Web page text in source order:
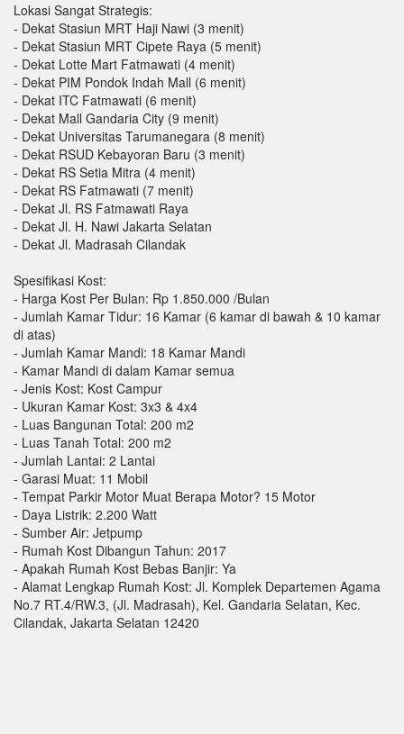
Lokasi Sangat Strategis:
- Dekat Stasiun MRT Haji Nawi (3 menit)
- Dekat Stasiun MRT Cipete Raya (5 menit)
- Dekat Lotte Mart Fatmawati (4 menit)
- Dekat PIM Pondok Indah Mall (6 menit)
- Dekat ITC Fatmawati (6 menit)
- Dekat Mall Gandaria City (9 menit)
- Dekat Universitas Tarumanegara (8 menit)
- Dekat RSUD Kebayoran Baru (3 menit)
- Dekat RS Setia Mitra (4 menit)
- Dekat RS Fatmawati (7 menit)
- Dekat Jl. RS Fatmawati Raya
- Dekat Jl. H. Nawi Jakarta Selatan
- Dekat Jl. Madrasah Cilandak
Spesifikasi Kost:
- Harga Kost Per Bulan: Rp 1.850.000 /Bulan
- Jumlah Kamar Tidur: 16 Kamar (6 kamar di bawah & 10 kamar
di atas)
- Jumlah Kamar Mandi: 18 Kamar Mandi
- Kamar Mandi di dalam Kamar semua
- Jenis Kost: Kost Campur
- Ukuran Kamar Kost: 3x3 & 4x4
- Luas Bangunan Total: 200 m2
- Luas Tanah Total: 200 m2
- Jumlah Lantai: 2 Lantai
- Garasi Muat: 11 Mobil
- Tempat Parkir Motor Muat Berapa Motor? 15 Motor
- Daya Listrik: 2.200 Watt
- Sumber Air: Jetpump
- Rumah Kost Dibangun Tahun: 2017
- Apakah Rumah Kost Bebas Banjir: Ya
- Alamat Lengkap Rumah Kost: Jl. Komplek Departemen Agama
No.7 RT.4/RW.3, (Jl. Madrasah), Kel. Gandaria Selatan, Kec.
Cilandak, Jakarta Selatan 12420